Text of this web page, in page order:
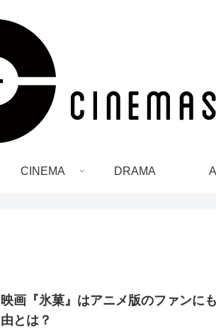
CINEMA DRAMA
映画『氷菓』はアニメ版のファンに
由とは？